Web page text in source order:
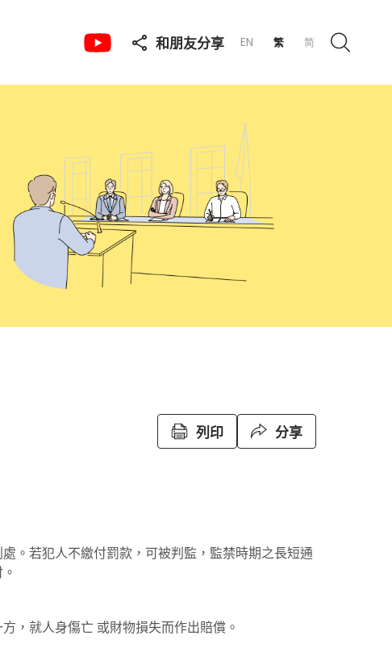
和朋友分享 简
繁
EN
列印 分享
。若犯人不繳付罰款，可被判監，監禁時期之長短通
，就人身傷亡 或財物損失而作出賠償。